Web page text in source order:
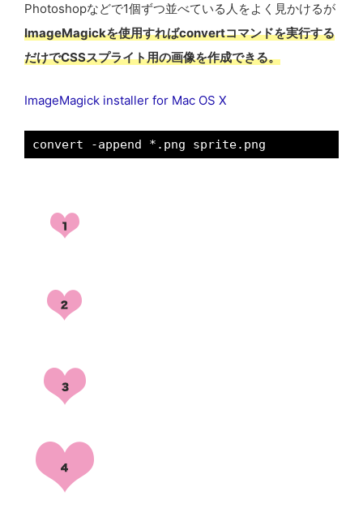
Photoshopなどで1個ずつ並べている人をよく見かけるが
ImageMagickを使用すればconvertコマンドを実行する
だけでCSSスプライト用の画像を作成できる。
ImageMagick installer for Mac OS X
convert -append *.png sprite.png